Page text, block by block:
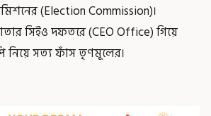
(Election Commission)।
সিইও দফতরে (CEO Office) গিয়ে
নিয়ে সত্য ফাঁস তৃণমূলের।